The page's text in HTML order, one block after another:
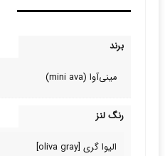
برند
مینی‌آوا (mini ava)
رنگ لنز
الیوا گری [oliva gray]